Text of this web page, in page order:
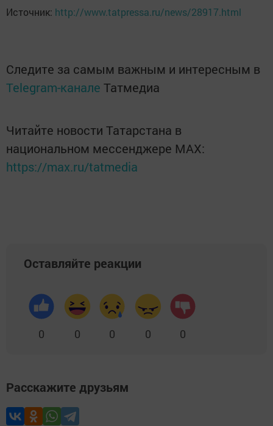
Источник: http://www.tatpressa.ru/news/28917.html
Следите за самым важным и интересным в
Telegram-канале Татмедиа
Читайте новости Татарстана в
национальном мессенджере MАХ:
https://max.ru/tatmedia
Оставляйте реакции
0 0 0 0 0
Расскажите друзьям